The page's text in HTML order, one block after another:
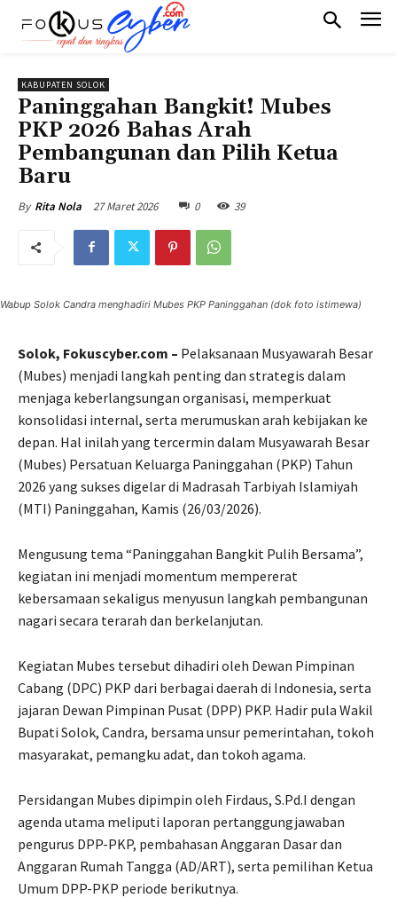
KABUPATEN SOLOK
Paninggahan Bangkit! Mubes
PKP 2026 Bahas Arah
Pembangunan dan Pilih Ketua
Baru
By Rita Nola 27 Maret 2026 0 39
Wabup Solok Candra menghadiri Mubes PKP Paninggahan (dok foto istimewa)
Solok, Fokuscyber.com – Pelaksanaan Musyawarah Besar
(Mubes) menjadi langkah penting dan strategis dalam
menjaga keberlangsungan organisasi, memperkuat
konsolidasi internal, serta merumuskan arah kebijakan ke
depan. Hal inilah yang tercermin dalam Musyawarah Besar
(Mubes) Persatuan Keluarga Paninggahan (PKP) Tahun
2026 yang sukses digelar di Madrasah Tarbiyah Islamiyah
(MTI) Paninggahan, Kamis (26/03/2026).
Mengusung tema “Paninggahan Bangkit Pulih Bersama”,
kegiatan ini menjadi momentum mempererat
kebersamaan sekaligus menyusun langkah pembangunan
nagari secara terarah dan berkelanjutan.
Kegiatan Mubes tersebut dihadiri oleh Dewan Pimpinan
Cabang (DPC) PKP dari berbagai daerah di Indonesia, serta
jajaran Dewan Pimpinan Pusat (DPP) PKP. Hadir pula Wakil
Bupati Solok, Candra, bersama unsur pemerintahan, tokoh
masyarakat, pemangku adat, dan tokoh agama.
Persidangan Mubes dipimpin oleh Firdaus, S.Pd.I dengan
agenda utama meliputi laporan pertanggungjawaban
pengurus DPP-PKP, pembahasan Anggaran Dasar dan
Anggaran Rumah Tangga (AD/ART), serta pemilihan Ketua
Umum DPP-PKP periode berikutnya.